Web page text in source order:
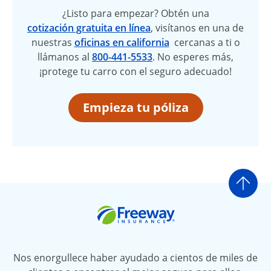
¿Listo para empezar? Obtén una
cotización gratuita en línea, visítanos en una de
nuestras oficinas en california cercanas a ti o
llámanos al 800-441-5533. No esperes más,
¡protege tu carro con el seguro adecuado!
Empieza tu póliza
Ir
Nos enorgullece haber ayudado a cientos de miles de